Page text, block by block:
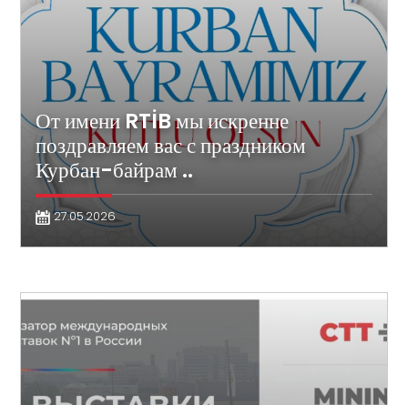
От имени RTİB мы искренне
поздравляем вас с праздником
Курбан-байрам ..
27.05.2026